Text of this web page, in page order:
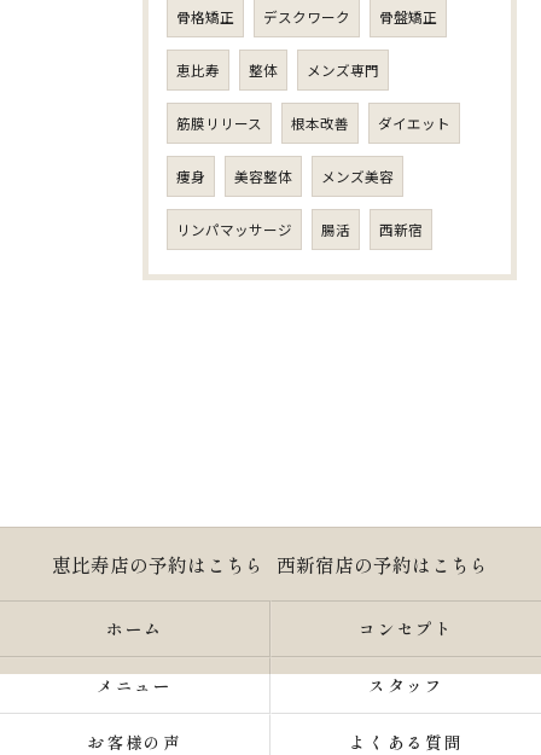
骨格矯正 デスクワーク 骨盤矯正
恵比寿 整体 メンズ専門
筋膜リリース 根本改善 ダイエット
痩身 美容整体 メンズ美容
リンパマッサージ 腸活 西新宿
恵比寿店の予約はこちら 西新宿店の予約はこちら
ホーム コンセプト
メニュー スタッフ
お客様の声 よくある質問